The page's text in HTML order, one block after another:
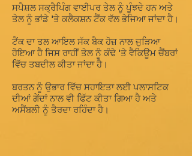
ਸਪੈਸ਼ਲ ਸਕ੍ਰੈਪਿੰਗ ਵਾਈਪਰ ਤੇਲ ਨੂੰ ਪੂੰਝਦੇ ਹਨ ਅਤੇ
ਤੇਲ ਨੂੰ ਭਾਂਡੇ 'ਤੇ ਕਲੈਕਸ਼ਨ ਟੈਂਕ ਵੱਲ ਭੇਜਿਆ ਜਾਂਦਾ ਹੈ।
ਟੈਂਕ ਦਾ ਤਲ ਆਇਲ ਸੱਕ ਬੈਕ ਹੋਜ਼ ਨਾਲ ਜੁੜਿਆ
ਹੋਇਆ ਹੈ ਜਿਸ ਰਾਹੀਂ ਤੇਲ ਨੂੰ ਕੰਢੇ 'ਤੇ ਵੈਕਿਊਮ ਚੈਂਬਰਾਂ
ਵਿੱਚ ਤਬਦੀਲ ਕੀਤਾ ਜਾਂਦਾ ਹੈ।
ਬਰਤਨ ਨੂੰ ਉਭਾਰ ਵਿੱਚ ਸਹਾਇਤਾ ਲਈ ਪਲਾਸਟਿਕ
ਦੀਆਂ ਗੇਂਦਾਂ ਨਾਲ ਵੀ ਫਿੱਟ ਕੀਤਾ ਗਿਆ ਹੈ ਅਤੇ
ਅਸੈਂਬਲੀ ਨੂੰ ਤੈਰਦਾ ਰਹਿੰਦਾ ਹੈ।